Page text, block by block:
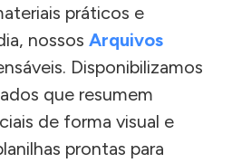
práticos e
nossos Arquivos
Disponibilizamos
que resumem
de forma visual e
prontas para